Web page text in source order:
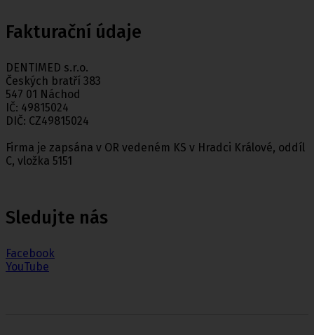
Fakturační údaje
DENTIMED s.r.o.
Českých bratří 383
547 01 Náchod
IČ: 49815024
DIČ: CZ49815024
Firma je zapsána v OR vedeném KS v Hradci Králové, oddíl
C, vložka 5151
Sledujte nás
Facebook
YouTube